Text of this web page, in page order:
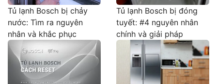
Tủ lạnh Bosch bị chảy
nước: Tìm ra nguyên
nhân và khắc phục
Tủ lạnh Bosch bị đóng
tuyết: #4 nguyên nhân
chính và giải pháp